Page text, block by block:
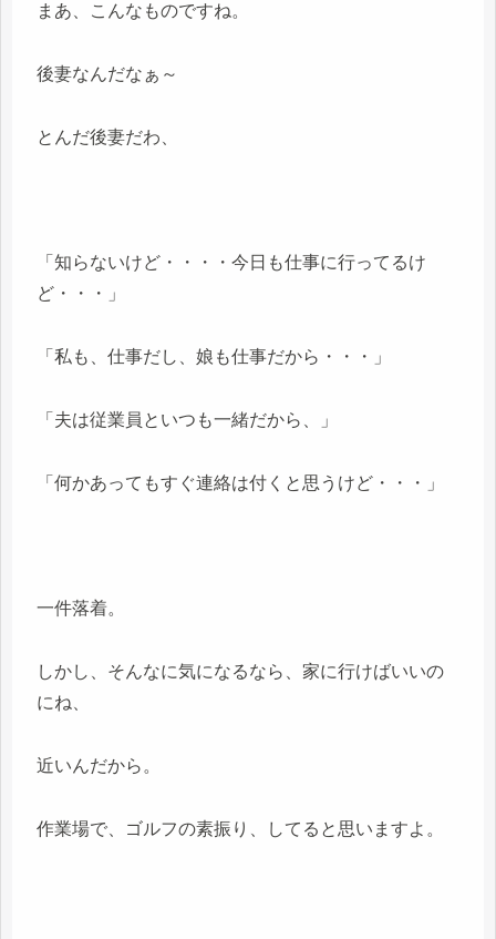
まあ、こんなものですね。
後妻なんだなぁ～
とんだ後妻だわ、
「知らないけど・・・・今日も仕事に行ってるけ
ど・・・」
「私も、仕事だし、娘も仕事だから・・・」
「夫は従業員といつも一緒だから、」
「何かあってもすぐ連絡は付くと思うけど・・・」
一件落着。
しかし、そんなに気になるなら、家に行けばいいの
にね、
近いんだから。
作業場で、ゴルフの素振り、してると思いますよ。